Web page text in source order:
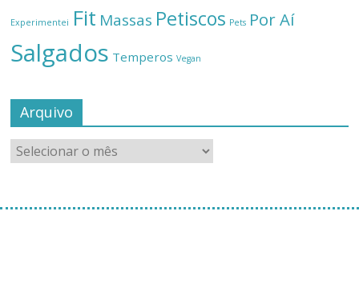
Experimentei Fit Massas Petiscos Pets Por Aí
Salgados Temperos Vegan
Arquivo